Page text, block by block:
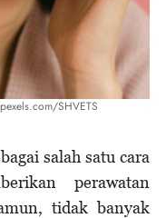
SHVETS
salah satu cara
perawatan
tidak banyak